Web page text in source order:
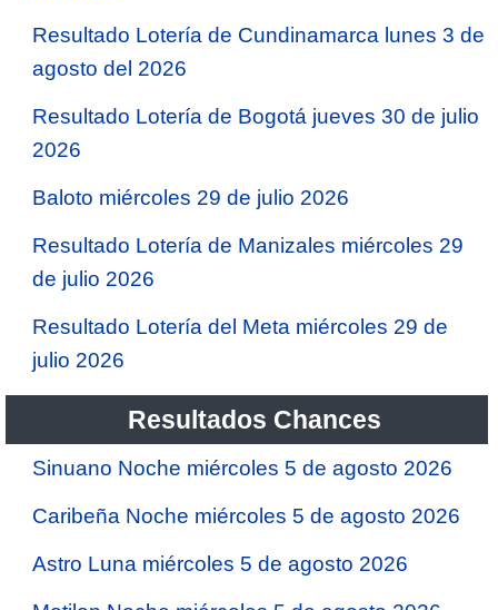
Resultado Lotería de Cundinamarca lunes 3 de
agosto del 2026
Resultado Lotería de Bogotá jueves 30 de julio
2026
Baloto miércoles 29 de julio 2026
Resultado Lotería de Manizales miércoles 29
de julio 2026
Resultado Lotería del Meta miércoles 29 de
julio 2026
Resultados Chances
Sinuano Noche miércoles 5 de agosto 2026
Caribeña Noche miércoles 5 de agosto 2026
Astro Luna miércoles 5 de agosto 2026